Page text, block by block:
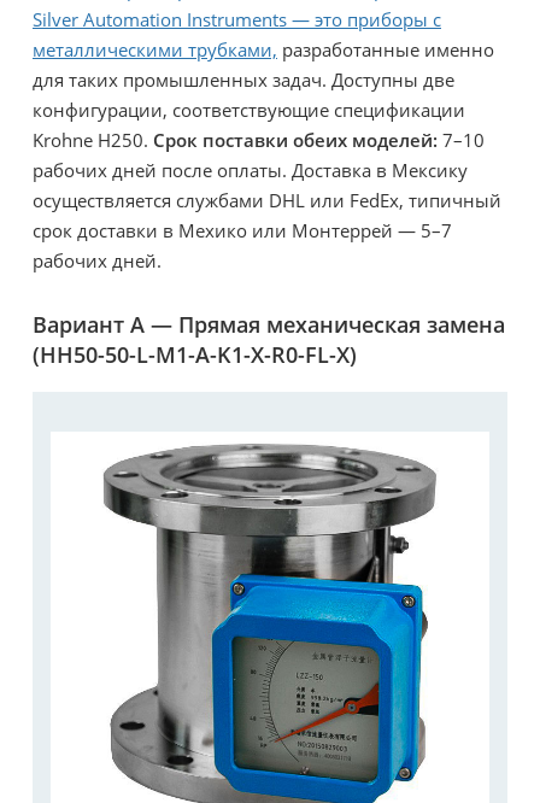
Silver Automation Instruments — это приборы с
металлическими трубками, разработанные именно
для таких промышленных задач. Доступны две
конфигурации, соответствующие спецификации
Krohne H250. Срок поставки обеих моделей: 7–10
рабочих дней после оплаты. Доставка в Мексику
осуществляется службами DHL или FedEx, типичный
срок доставки в Мехико или Монтеррей — 5–7
рабочих дней.
Вариант А — Прямая механическая замена
(HH50-50-L-M1-A-K1-X-R0-FL-X)